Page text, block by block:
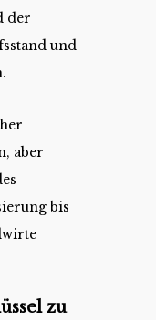
der
und
aber
bis
zu